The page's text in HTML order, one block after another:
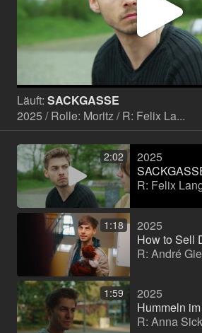
Läuft: SACKGASSE
2025 / Rolle: Moritz / R: Felix La...
2:02
2025
R: Felix
1:18
2025
R: André
1:59
2025
Hummeln
R: Anna